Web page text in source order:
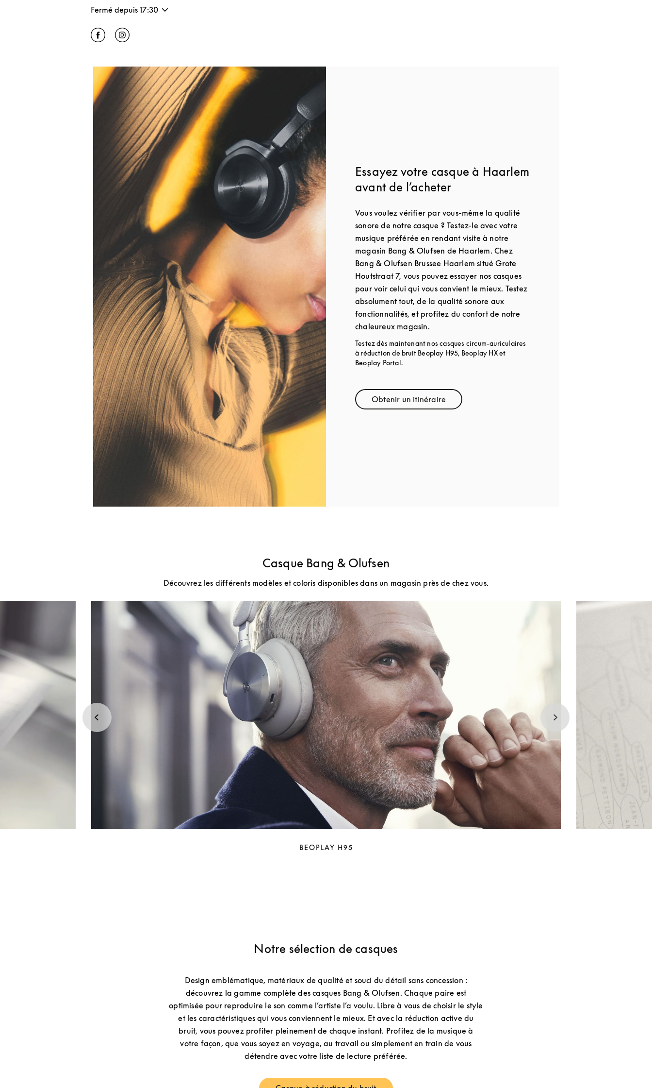
Fermé depuis 17:30
Click to open Facebook
Link Opens in New Tab
Click to open Instagram
Link Opens in New Tab
Image de l’événement
Essayez votre casque à Haarlem
avant de l’acheter
Vous voulez vérifier par vous-même la qualité
sonore de notre casque ? Testez-le avec votre
musique préférée en rendant visite à notre
magasin Bang & Olufsen de Haarlem. Chez
Bang & Olufsen Brussee Haarlem situé Grote
Houtstraat 7, vous pouvez essayer nos casques
pour voir celui qui vous convient le mieux. Testez
absolument tout, de la qualité sonore aux
fonctionnalités, et profitez du confort de notre
chaleureux magasin.
Testez dès maintenant nos casques circum-auriculaires
à réduction de bruit Beoplay H95, Beoplay HX et
Beoplay Portal.
Obtenir un itinéraireLink Opens in New Tab
Casque Bang & Olufsen
Découvrez les différents modèles et coloris disponibles dans un magasin près de chez vous.
BEOPLAY H95
Notre sélection de casques
Design emblématique, matériaux de qualité et souci du détail sans concession :
découvrez la gamme complète des casques Bang & Olufsen. Chaque paire est
optimisée pour reproduire le son comme l’artiste l’a voulu. Libre à vous de choisir le style
et les caractéristiques qui vous conviennent le mieux. Et avec la réduction active du
bruit, vous pouvez profiter pleinement de chaque instant. Profitez de la musique à
votre façon, que vous soyez en voyage, au travail ou simplement en train de vous
détendre avec votre liste de lecture préférée.